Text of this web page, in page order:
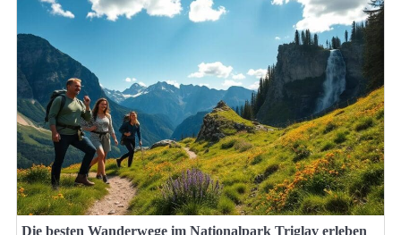
Die besten Wanderwege im Nationalpark Triglav erleben